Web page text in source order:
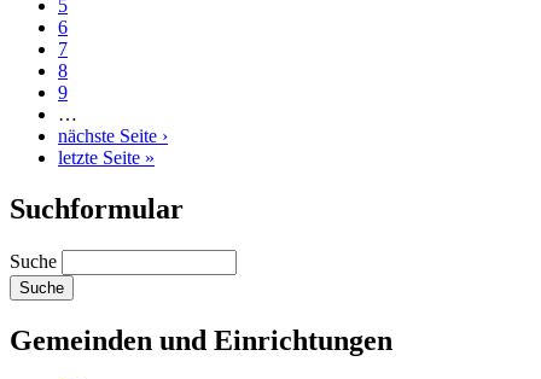
5
6
7
8
9
…
nächste Seite ›
letzte Seite »
Suchformular
Suche
Gemeinden und Einrichtungen